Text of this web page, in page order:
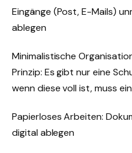
Eingänge (Post, E-Mails)
ablegen
Minimalistische
Prinzip: Es gibt nur eine
wenn diese voll ist, muss
Papierloses Arbeiten:
digital ablegen